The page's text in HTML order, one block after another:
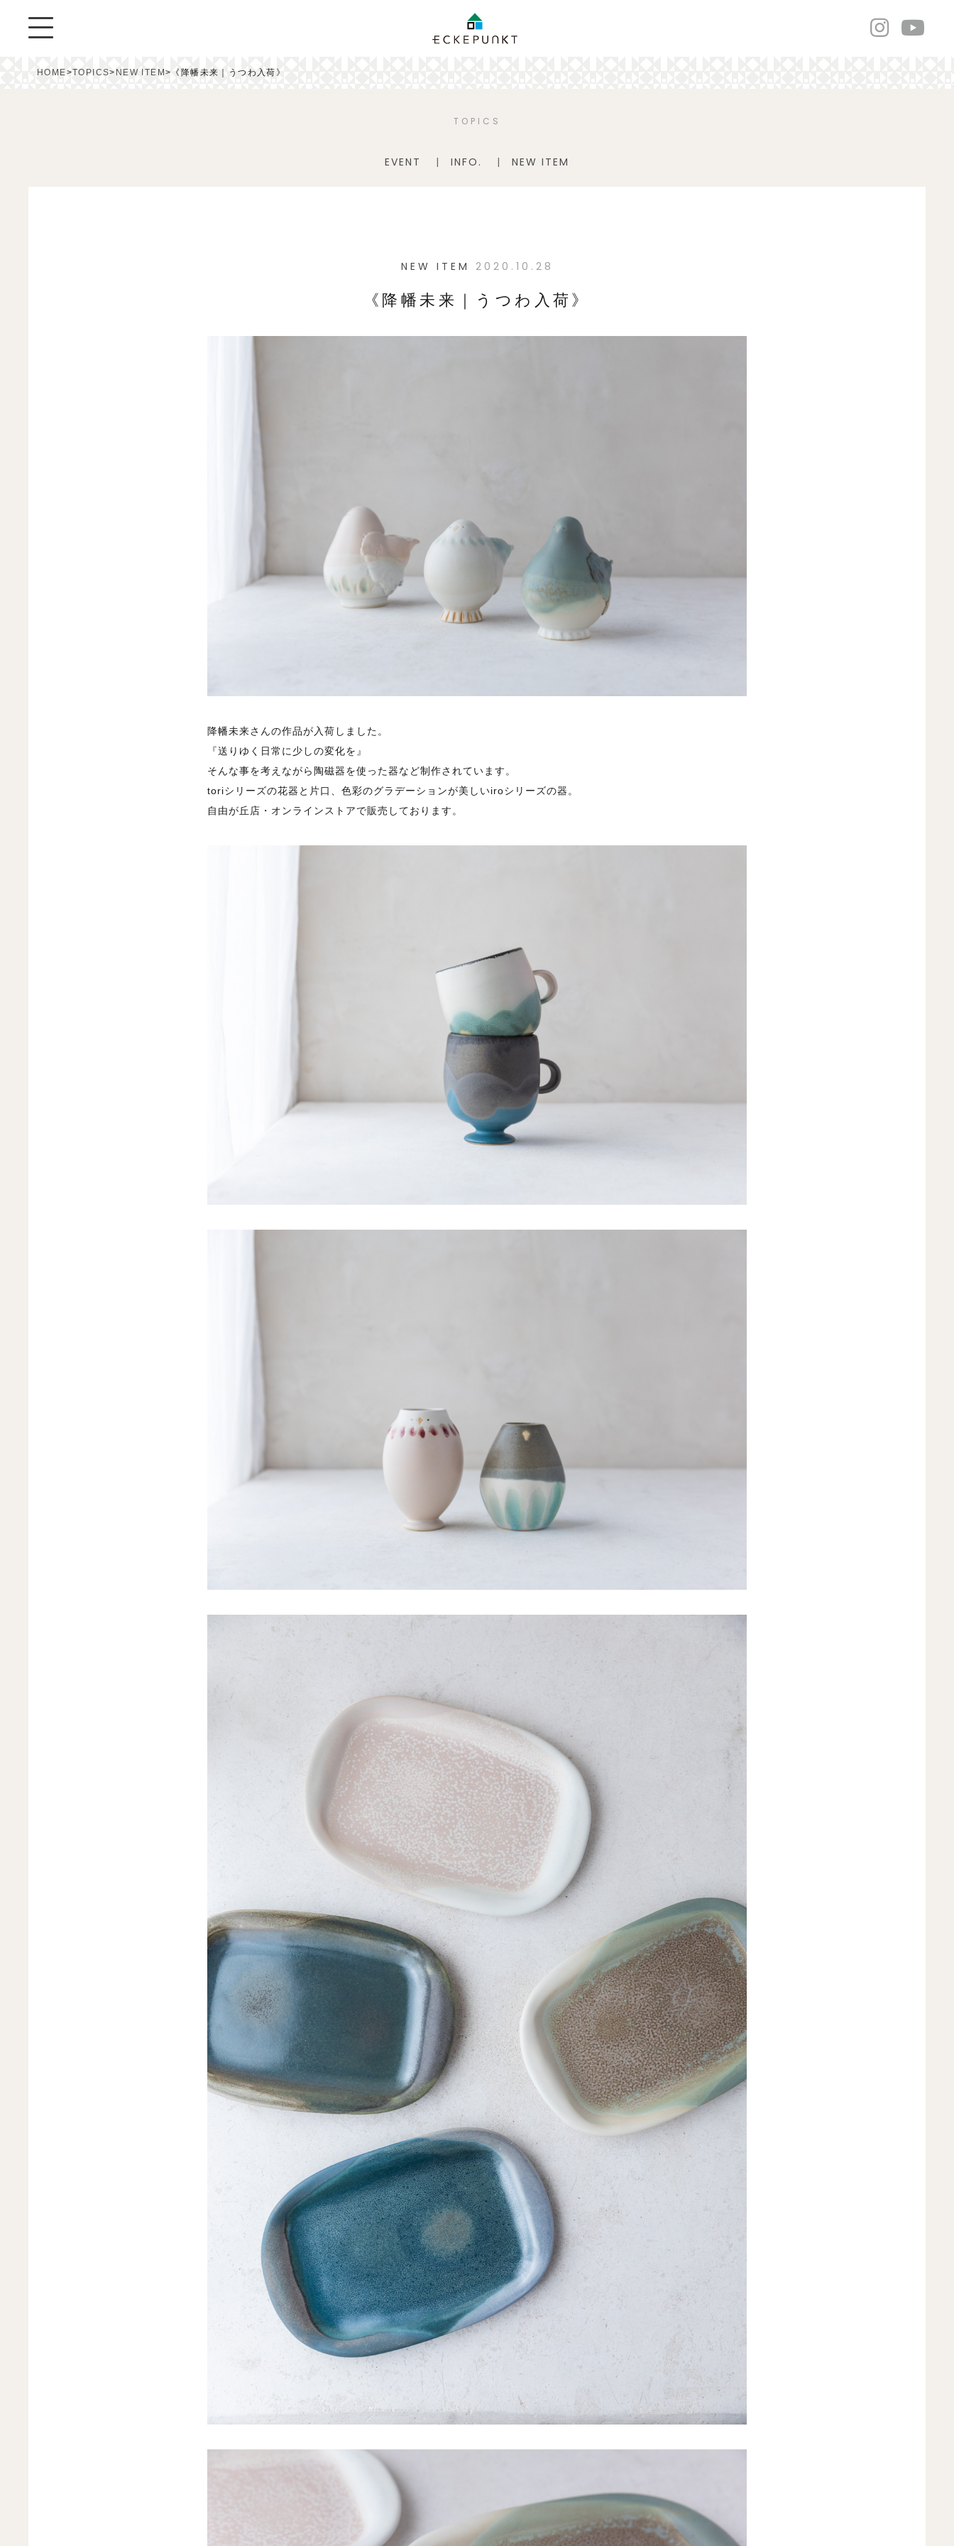
HOME>TOPICS>NEW ITEM>《降幡未来｜うつわ入荷》
TOPICS
EVENT INFO. NEW ITEM
NEW ITEM 2020.10.28
《降幡未来｜うつわ入荷》
降幡未来さんの作品が入荷しました。
『送りゆく日常に少しの変化を』
そんな事を考えながら陶磁器を使った器など制作されています。
toriシリーズの花器と片口、色彩のグラデーションが美しいiroシリーズの器。
自由が丘店・オンラインストアで販売しております。